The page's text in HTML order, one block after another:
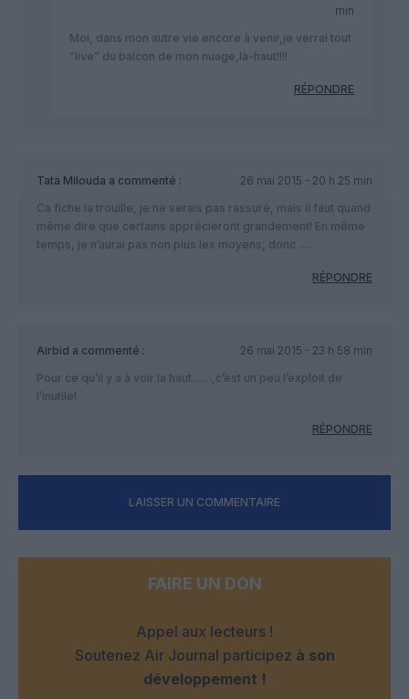
min
Moi, dans mon autre vie encore à venir,je verrai tout
“live” du balcon de mon nuage,là-haut!!!!
RÉPONDRE
Tata Milouda a commenté :
26 mai 2015 - 20 h 25 min
Ca fiche la trouille, je ne serais pas rassuré, mais il faut quand
même dire que certains apprécieront grandement! En même
temps, je n’aurai pas non plus les moyens, donc ….
RÉPONDRE
Airbid a commenté :
26 mai 2015 - 23 h 58 min
Pour ce qu’il y a à voir la haut……,c’est un peu l’exploit de
l’inutile!
RÉPONDRE
LAISSER UN COMMENTAIRE
FAIRE UN DON
Appel aux lecteurs !
Soutenez Air Journal participez à son
développement !